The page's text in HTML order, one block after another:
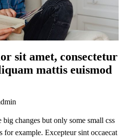
sit amet, consectetur
mattis euismod
big changes but only some small css
for example. Excepteur sint occaecat